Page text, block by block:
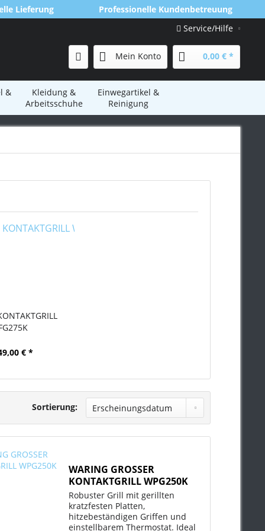
Lieferung
Professionelle Kundenbetreuung
Service/Hilfe
Mein Konto 0,00 € *
&
Kleidung &
Arbeitsschuhe
Einwegartikel &
Reinigung
€ *
Sortierung:
WARING GROSSER
KONTAKTGRILL WPG250K
Robuster Grill mit gerillten
kratzfesten Platten,
hitzebeständigen Griffen und
einstellbarem Thermostat. Ideal